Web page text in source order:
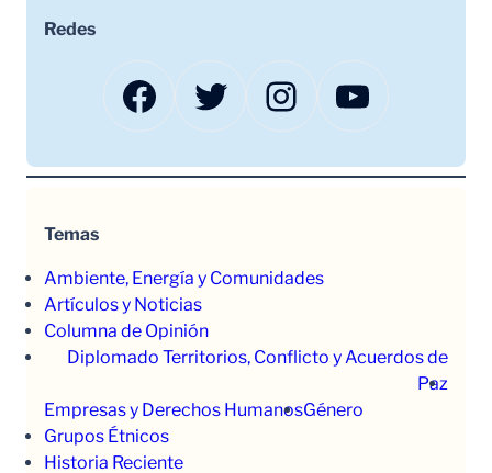
Redes
Facebook Twitter Instagram YouTube
Temas
Ambiente, Energía y Comunidades
Artículos y Noticias
Columna de Opinión
Diplomado Territorios, Conflicto y Acuerdos de
Paz
Empresas y Derechos HumanosGénero
Grupos Étnicos
Historia Reciente